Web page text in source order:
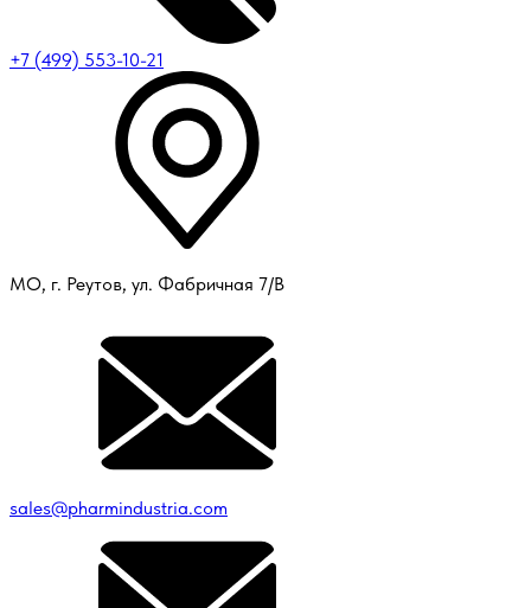
+7 (499) 553-10-21
МО, г. Реутов, ул. Фабричная 7/В
sales@pharmindustria.com